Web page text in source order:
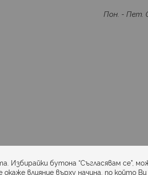
Пон. - Пет.
Избирайки бутона “Съгласявам се”,
влияние върху начина, по който